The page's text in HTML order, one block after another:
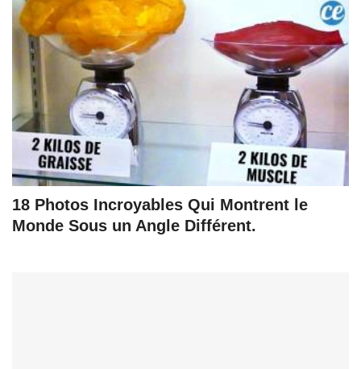
18 Photos Incroyables Qui Montrent le
Monde Sous un Angle Différent.